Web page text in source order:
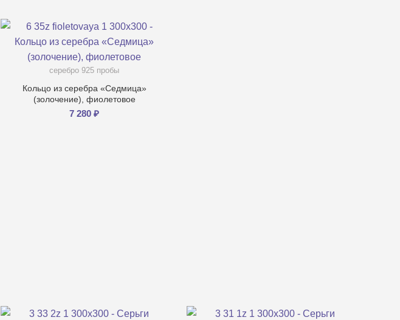
серебро 925 пробы
Кольцо из серебра «Седмица»
(золочение), фиолетовое
7 280₽